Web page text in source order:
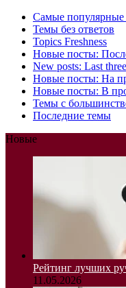
Самые
Темы без ответов
Topics Freshness
Новые посты:
New posts: Last
Новые посты: На
Новые посты: В
Темы с
Последние темы
Новые
Рейтинг лучших
11.05.2026